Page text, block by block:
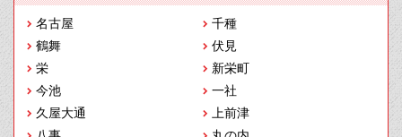
名古屋
千種
鶴舞
伏見
栄
新栄町
今池
一社
久屋大通
上前津